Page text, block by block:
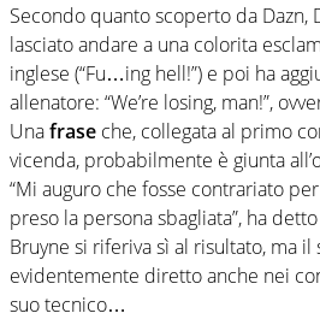
Secondo quanto scoperto da Dazn,
lasciato andare a una colorita
inglese (“Fu…ing hell!”) e poi ha
allenatore: “We’re losing, man!”,
Unafrase che, collegata al primo
vicenda, probabilmente è giunta
“Mi auguro che fosse contrariato
preso la persona sbagliata”, ha
Bruyne si riferiva sì al risultato, ma
evidentemente diretto anche nei
suo tecnico…